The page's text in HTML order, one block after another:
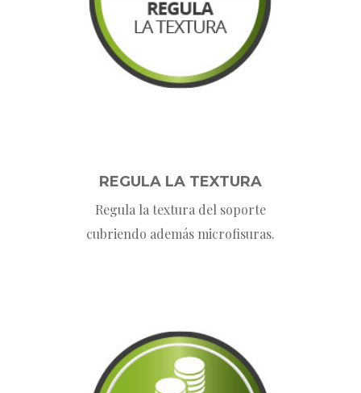
REGULA LA TEXTURA
Regula la textura del soporte
cubriendo además microfisuras.